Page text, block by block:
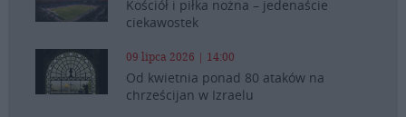
Kościół i piłka nożna – jedenaście
ciekawostek
09 lipca 2026 | 14:00
Od kwietnia ponad 80 ataków na
chrześcijan w Izraelu